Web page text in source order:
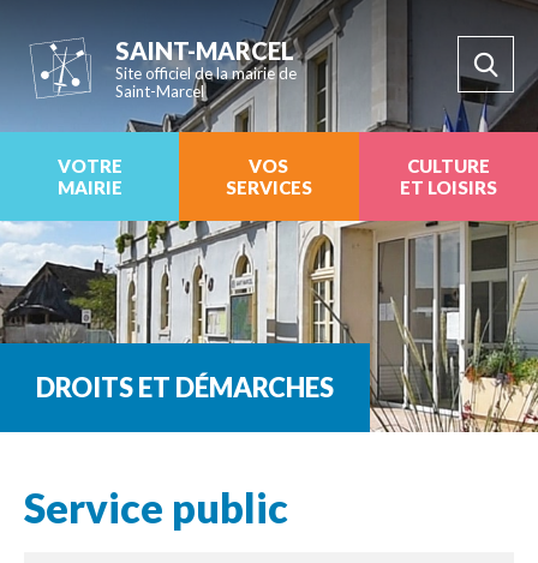
SAINT-MARCEL
Site officiel de la mairie de
Saint-Marcel
VOTRE
MAIRIE
VOS
SERVICES
CULTURE
ET LOISIRS
DROITS ET DÉMARCHES
Service public